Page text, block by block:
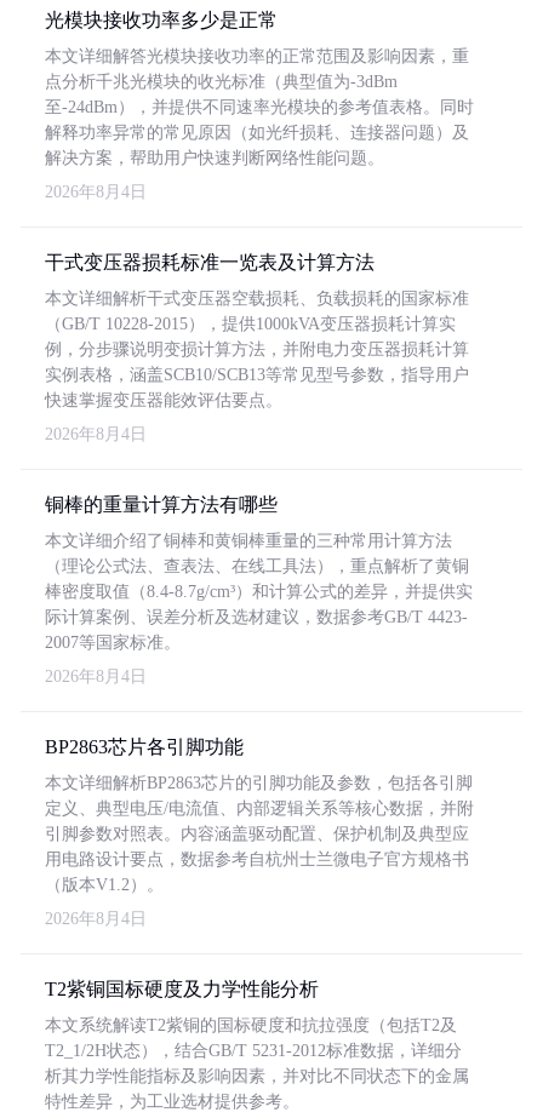
光模块接收功率多少是正常
本文详细解答光模块接收功率的正常范围及影响因素，重
点分析千兆光模块的收光标准（典型值为-3dBm
至-24dBm），并提供不同速率光模块的参考值表格。同时
解释功率异常的常见原因（如光纤损耗、连接器问题）及
解决方案，帮助用户快速判断网络性能问题。
2026年8月4日
干式变压器损耗标准一览表及计算方法
本文详细解析干式变压器空载损耗、负载损耗的国家标准
（GB/T 10228-2015），提供1000kVA变压器损耗计算实
例，分步骤说明变损计算方法，并附电力变压器损耗计算
实例表格，涵盖SCB10/SCB13等常见型号参数，指导用户
快速掌握变压器能效评估要点。
2026年8月4日
铜棒的重量计算方法有哪些
本文详细介绍了铜棒和黄铜棒重量的三种常用计算方法
（理论公式法、查表法、在线工具法），重点解析了黄铜
棒密度取值（8.4-8.7g/cm³）和计算公式的差异，并提供实
际计算案例、误差分析及选材建议，数据参考GB/T 4423-
2007等国家标准。
2026年8月4日
BP2863芯片各引脚功能
本文详细解析BP2863芯片的引脚功能及参数，包括各引脚
定义、典型电压/电流值、内部逻辑关系等核心数据，并附
引脚参数对照表。内容涵盖驱动配置、保护机制及典型应
用电路设计要点，数据参考自杭州士兰微电子官方规格书
（版本V1.2）。
2026年8月4日
T2紫铜国标硬度及力学性能分析
本文系统解读T2紫铜的国标硬度和抗拉强度（包括T2及
T2_1/2H状态），结合GB/T 5231-2012标准数据，详细分
析其力学性能指标及影响因素，并对比不同状态下的金属
特性差异，为工业选材提供参考。